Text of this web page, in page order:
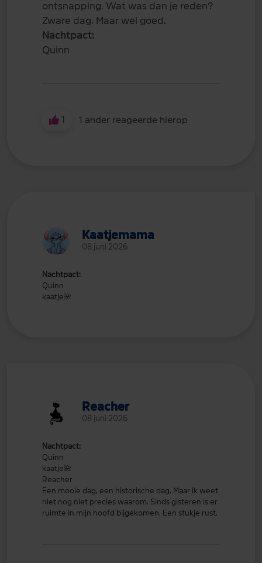
ontsnapping. Wat was dan je reden?
Zware dag. Maar wel goed.
Nachtpact:
Quinn
1 1 ander reageerde hierop
Kaatjemama
08 juni 2026
Nachtpact:
Quinn
kaatje🌺
Reacher
08 juni 2026
Nachtpact:
Quinn
kaatje🌺
Reacher
Een mooie dag, een historische dag. Maar ik weet
niet nog niet precies waarom. Sinds gisteren is er
ruimte in mijn hoofd bijgekomen. Een stukje rust.